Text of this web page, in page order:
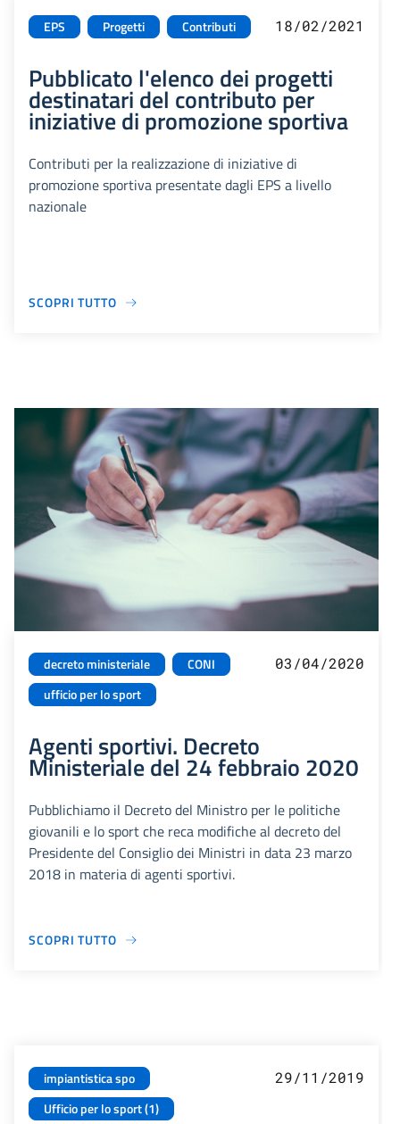
EPS Progetti Contributi 18/02/2021
Pubblicato l'elenco dei progetti
destinatari del contributo per
iniziative di promozione sportiva
Contributi per la realizzazione di iniziative di
promozione sportiva presentate dagli EPS a livello
nazionale
SCOPRI TUTTO
decreto ministeriale
CONI
ufficio per lo sport
03/04/2020
Agenti sportivi. Decreto
Ministeriale del 24 febbraio 2020
Pubblichiamo il Decreto del Ministro per le politiche
giovanili e lo sport che reca modifiche al decreto del
Presidente del Consiglio dei Ministri in data 23 marzo
2018 in materia di agenti sportivi.
SCOPRI TUTTO
impiantistica spo
Ufficio per lo sport (1)
29/11/2019